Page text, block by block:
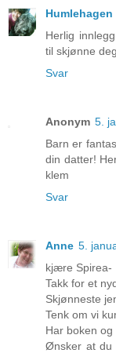
Humlehagen
Herlig
til skjønne
Svar
Anonym 5.
Barn er
din datter!
klem
Svar
Anne 5.
kjære Spirea-
Takk for et
Skjønneste
Tenk om vi
Har boken og
Ønsker at du